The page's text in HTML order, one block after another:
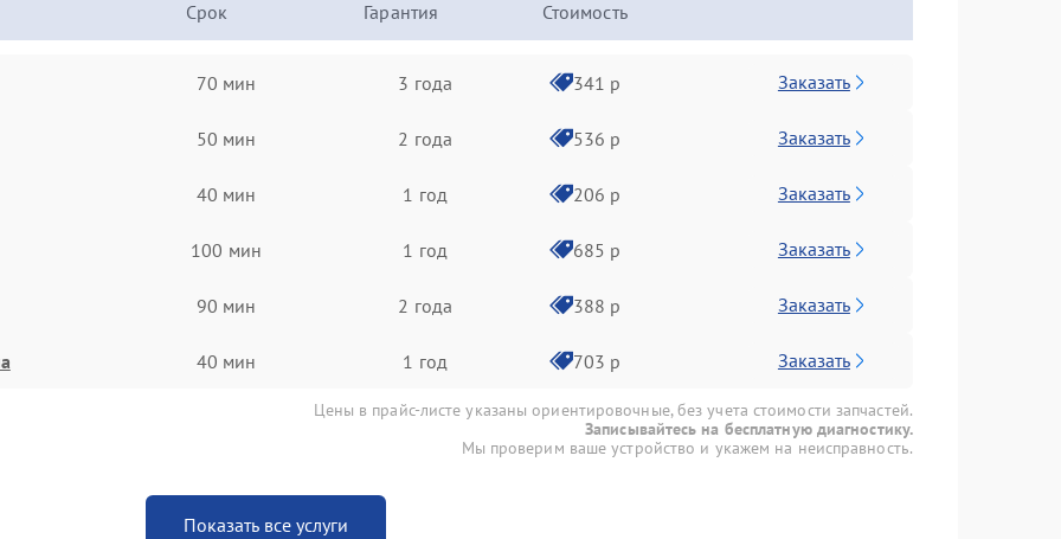
Срок Гарантия Стоимость
70 мин 3 года 341 р Заказать
50 мин 2 года 536 р Заказать
40 мин 1 год 206 р Заказать
100 мин 1 год 685 р Заказать
90 мин 2 года 388 р Заказать
40 мин 1 год 703 р Заказать
Цены в прайс-листе указаны ориентировочные, без учета стоимости запчастей.
Записывайтесь на бесплатную диагностику.
Мы проверим ваше устройство и укажем на неисправность.
Показать все услуги